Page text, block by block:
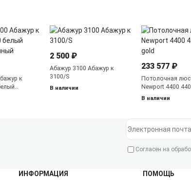
к
2 500 ₽
Абажур 3100 Абажур к
3100/S
В наличии
233 577 ₽
Потолочная
Newport 4400
В наличии
Электронная почта
Согласен на
ИНФОРМАЦИЯ ПОМОЩЬ